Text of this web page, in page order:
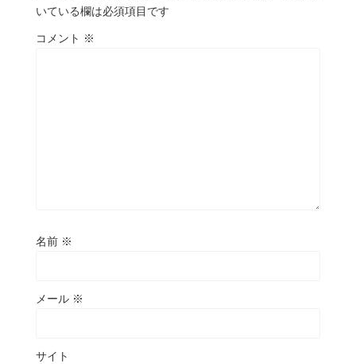
いている欄は必須項目です
コメント ※
名前 ※
メール ※
サイト